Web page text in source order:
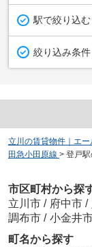
駅で絞り込む
絞り込み条件
立川の賃貸物件｜エ
田急小田原線 > 登戸
市区町村から探
立川市 / 府中市 /
調布市 / 小金井
町名から探す